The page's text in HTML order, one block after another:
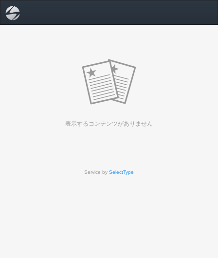
表示するコンテンツがありません
Service by SelectType